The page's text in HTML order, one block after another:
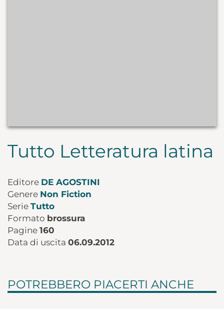
Tutto Letteratura latina
Editore DE AGOSTINI
Genere Non Fiction
Serie Tutto
Formato brossura
Pagine 160
Data di uscita 06.09.2012
POTREBBERO PIACERTI ANCHE